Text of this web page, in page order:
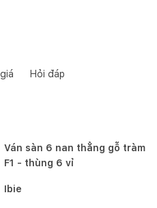
Hỏi đáp
Ván sàn 6 nan thẳng gỗ tràm
F1 - thùng 6 vỉ
Ibie